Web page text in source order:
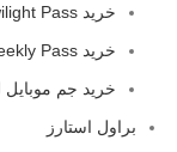
خرید Twilight Pass موبایل لجندز
خرید Weekly Pass موبایل لجندز
خرید جم موبایل
براول استارز